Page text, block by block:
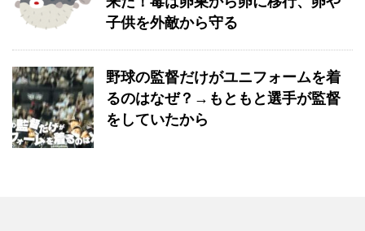
子供を外敵から守る
野球の監督だけがユニフォームを着
るのはなぜ？→もともと選手が監督
をしていたから